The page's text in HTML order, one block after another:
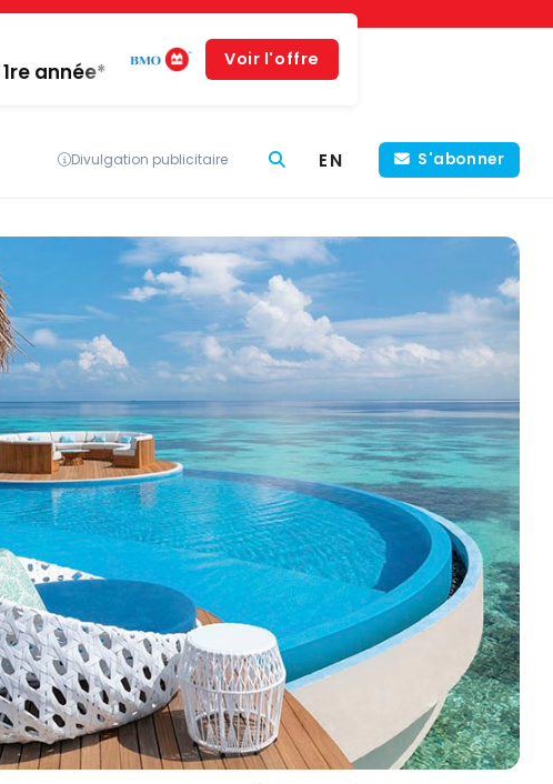
année*
Voir l'offre
Divulgation publicitaire EN S'abonner